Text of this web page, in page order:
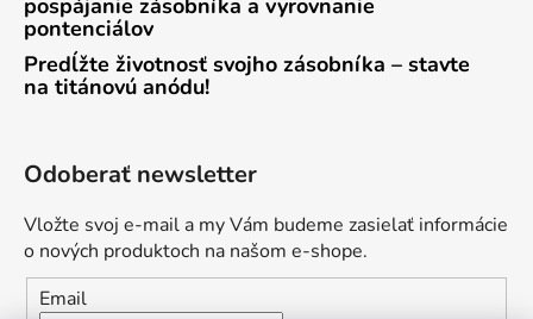
pospájanie zásobníka a vyrovnanie
pontenciálov
Predĺžte životnosť svojho zásobníka – stavte
na titánovú anódu!
Odoberať newsletter
Vložte svoj e-mail a my Vám budeme zasielať informácie
o nových produktoch na našom e-shope.
Email